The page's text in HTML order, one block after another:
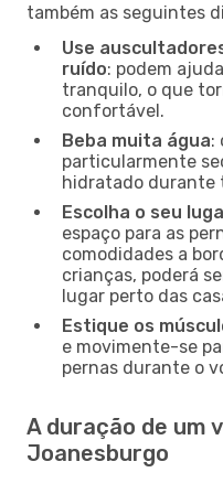
também as seguintes
Use
ruído: podem
tranquilo, o que
confortável.
Beba muita água:
particularmente
hidratado durante
Escolha o seu
espaço para as
comodidades a
crianças, poderá
lugar perto das
Estique os
e movimente-se
pernas durante o
A duração de um
Joanesburgo